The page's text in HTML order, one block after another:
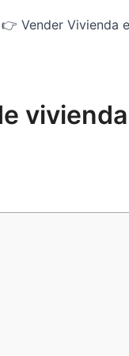
👉 Vender Vivienda